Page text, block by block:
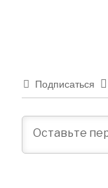
Подписаться